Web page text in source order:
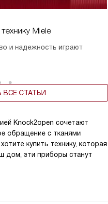
Miele
и надежность играют
СТАТЬИ
Knock2open сочетают
обращение с тканями
купить технику, которая
дом, эти приборы станут